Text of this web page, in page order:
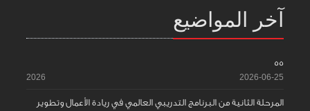
آخر المواضيع
55
2026-06-25
2026
المرحلة الثانية من البرنامج التدريبي العالمي في ريادة الأعمال وتطوير